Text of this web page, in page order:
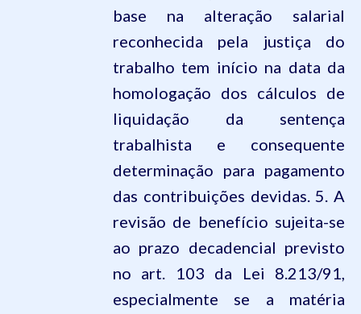
base na alteração salarial
reconhecida pela justiça do
trabalho tem início na data da
homologação dos cálculos de
liquidação da sentença
trabalhista e consequente
determinação para pagamento
das contribuições devidas. 5. A
revisão de benefício sujeita-se
ao prazo decadencial previsto
no art. 103 da Lei 8.213/91,
especialmente se a matéria